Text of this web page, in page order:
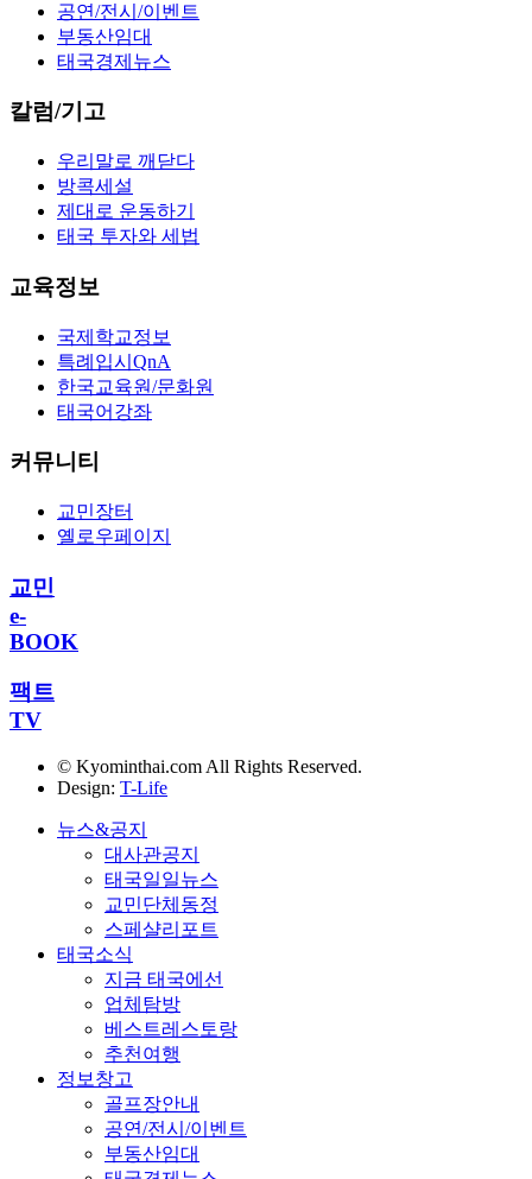
공연/전시/이벤트
부동산임대
태국경제뉴스
칼럼/기고
우리말로 깨닫다
방콕세설
제대로 운동하기
태국 투자와 세법
교육정보
국제학교정보
특례입시QnA
한국교육원/문화원
태국어강좌
커뮤니티
교민장터
옐로우페이지
교민
e-
BOOK
팩트
TV
© Kyominthai.com All Rights Reserved.
Design: T-Life
뉴스&공지
대사관공지
태국일일뉴스
교민단체동정
스페샬리포트
태국소식
지금 태국에선
업체탐방
베스트레스토랑
추천여행
정보창고
골프장안내
공연/전시/이벤트
부동산임대